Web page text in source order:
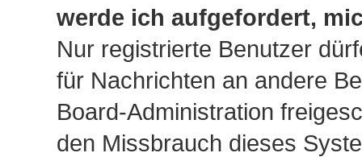
werde ich aufgefordert,
Nur registrierte Benutzer
für Nachrichten an andere
Board-Administration
den Missbrauch dieses